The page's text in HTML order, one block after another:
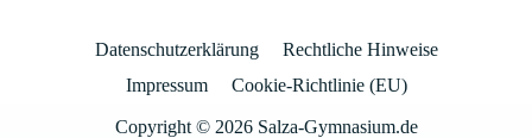
Datenschutzerklärung
Rechtliche Hinweise
Impressum
Cookie-Richtlinie (EU)
Copyright © 2026 Salza-Gymnasium.de